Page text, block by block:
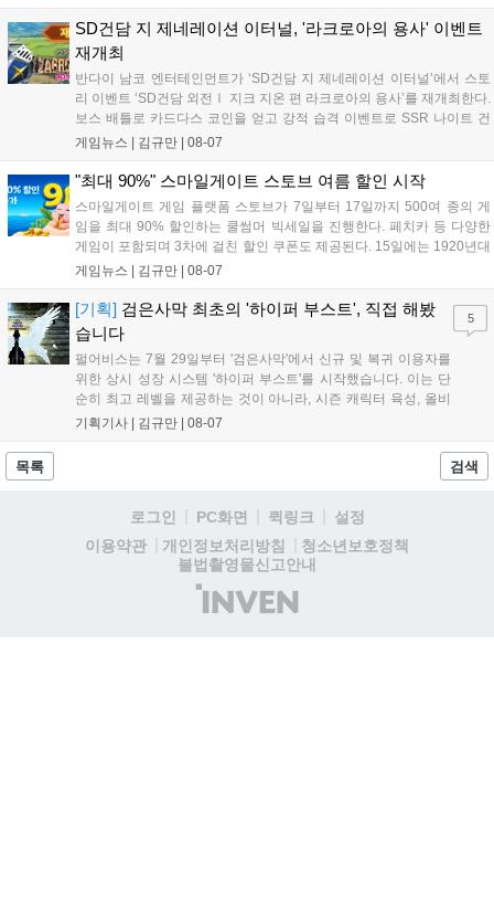
니다. 또한 카카오톡 채널 추가 시 주차별 스페셜 쿠폰과 한정 스
킨, 경품 이벤트 등 풍성한 혜택을 마련해 이용자들의 기대를 모
으고 있습니다....
SD건담 지 제네레이션 이터널, '라크로아의 용사' 이벤트
재개최
반다이 남코 엔터테인먼트가 ‘SD건담 지 제네레이션 이터널’에서 스토
리 이벤트 ‘SD건담 외전Ⅰ 지크 지온 편 라크로아의 용사’를 재개최한다.
보스 배틀로 카드다스 코인을 얻고 강적 습격 이벤트로 SSR 나이트 건
담을 획득할 수 있다. 로그인 보너스로 최대 다이아 3,000개를 지급하며,
원 증정한다. 또한 9월 30일까지 공식 유튜브에서 특별 프로그램을 시청
할 수 있다....
게임뉴스 | 김규만 08-07
"최대 90%" 스마일게이트 스토브 여름 할인 시작
스마일게이트 게임 플랫폼 스토브가 7일부터 17일까지 500여 종의 게
임을 최대 90% 할인하는 쿨썸머 빅세일을 진행한다. 페치카 등 다양한
게임이 포함되며 3차에 걸친 할인 쿠폰도 제공된다. 15일에는 1920년대
경성 배경의 신작 그날의 신문이 출시되며, 15일부터 17일까지는 국내
은 공식 페이지에서 확인 가능하다....
게임뉴스 | 김규만 08-07
[기획] 검은사막 최초의 '하이퍼 부스트', 직접 해봤
습니다
펄어비스는 7월 29일부터 '검은사막'에서 신규 및 복귀 이용자를
위한 상시 성장 시스템 '하이퍼 부스트'를 시작했습니다. 이는 단
순히 최고 레벨을 제공하는 것이 아니라, 시즌 캐릭터 육성, 올비
아 아카데미 수료, 아침의 나라 설화 진행 등 4단계 과정을 통해
용자는 과제를 완수하며 동(V) 투발라 장비와 검은별 무기, 카라
기획기사 | 김규만 08-07
5
목록 검색
로그인 PC화면 퀵링크
설정
이용약관
개인정보처리방침
청소년보호정책
불법촬영물신고안내
(주)
인